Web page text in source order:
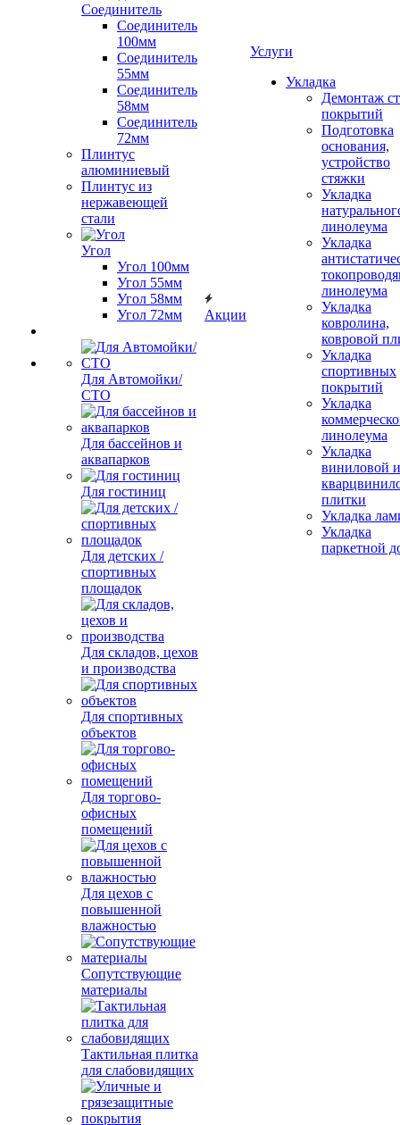
Соединитель
Соединитель
100мм
Соединитель
55мм
Соединитель
58мм
Соединитель
72мм
Плинтус
алюминиевый
Плинтус из
нержавеющей
стали
Угол
Угол 100мм
Угол 55мм
Угол 58мм
Угол 72мм
Для Автомойки/
СТО
Для бассейнов и
аквапарков
Для гостиниц
Для детских /
спортивных
площадок
Для складов, цехов
и производства
Для спортивных
объектов
Для торгово-
офисных
помещений
Для цехов с
повышенной
влажностью
Сопутствующие
материалы
Тактильная плитка
для слабовидящих
Акции
Услуги
Укладка
Демонтаж
покрытий
Подготовка
основания,
устройство
стяжки
Укладка
линолеума
Укладка
линолеума
Укладка
ковролина,
ковровой
Укладка
спортивных
покрытий
Укладка
линолеума
Укладка
виниловой и
плитки
Укладка
Укладка
паркетной